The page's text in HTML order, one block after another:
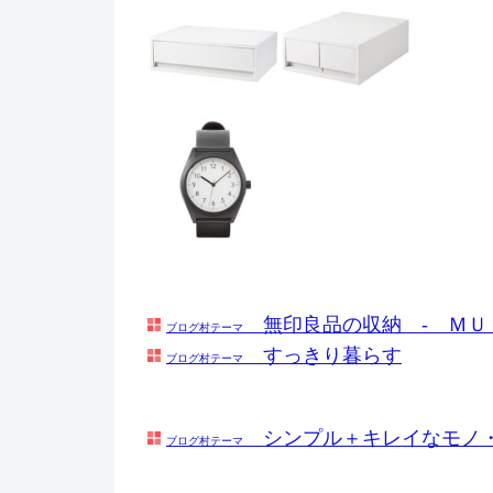
ブログ村テーマ 無印良品の収納 - Ｍ
ブログ村テーマ すっきり暮らす
ブログ村テーマ シンプル＋キレイなモノ